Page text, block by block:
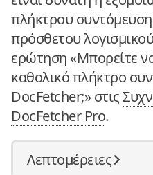
πλήκτρου
πρόσθετου
ερώτηση «Μπορείτε
καθολικό πλήκτρο
DocFetcher;» στις
DocFetcher Pro.
Λεπτομέρειες